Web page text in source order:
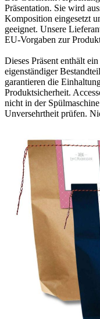
Präsentation. Sie wird
Komposition eingesetzt
geeignet. Unsere
EU-Vorgaben zur
Dieses Präsent enthält
eigenständiger
garantieren die
Produktsicherheit.
nicht in der
Unversehrtheit prüfen.